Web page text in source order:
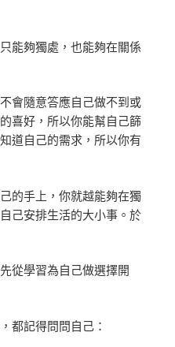
能夠獨處，也能夠在關係
會隨意答應自己做不到或
喜好，所以你能幫自己篩
道自己的需求，所以你有
的手上，你就越能夠在獨
己安排生活的大小事。於
從學習為自己做選擇開
都記得問問自己：